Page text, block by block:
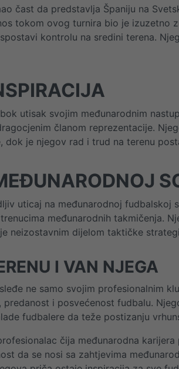
čast da predstavlja Španiju na
tokom ovog turnira bio je izuzetno
kontrolu na sredini terena.
utisak svojim međunarodnim
članom reprezentacije.
dok je njegov rad i trud na terenu
uticaj na međunarodnoj
međunarodnih takmičenja.
neizostavnim dijelom taktičke
I VAN NJEGA
ne samo svojim profesionalnim
predanost i posvećenost fudbalu.
fudbalere da teže postizanju
čija međunarodna
da se nosi sa zahtjevima